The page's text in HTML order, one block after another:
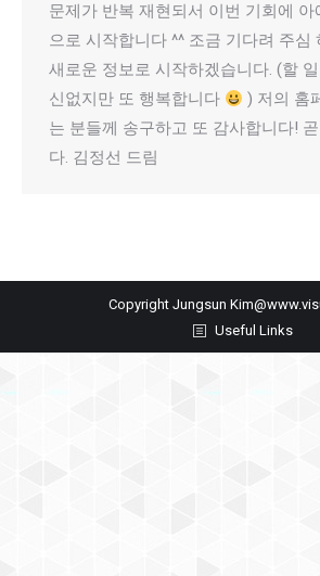
문제가 반복 재현되서 이번 기회에 아
으로 시작합니다 ^^ 조금 기다려 주심
새로운 정보로 시작하겠습니다. (할
신없지만 또 행복합니다
) 저의 홈
는 분들께 송구하고 또 감사합니다!
다. 김정선 드림
Copyright Jungsun
Useful Links